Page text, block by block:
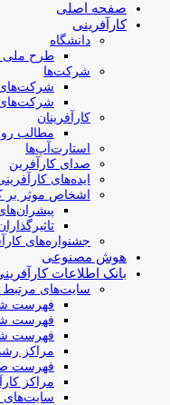
صفحه اصلی
کارآفرینی
دانشگاه
طرح ملی
شرکت‌ها
شرکت‌های
کارآفرینان
مطالب
استارت‌آپ‌ها
صدای کارآفرین
ایده‌های
اشخاص موثر بر
جشنواره‌های
هوش مصنوعی
بانک اطلاعات
سایت‌های مرتبط
فهرست
فهرست
فهرست
مراکز
فهرست
مراکز
سایت‌های